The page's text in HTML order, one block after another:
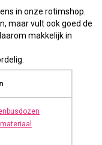
in onze rotimshop.
maar vult ook goed de
makkelijk in